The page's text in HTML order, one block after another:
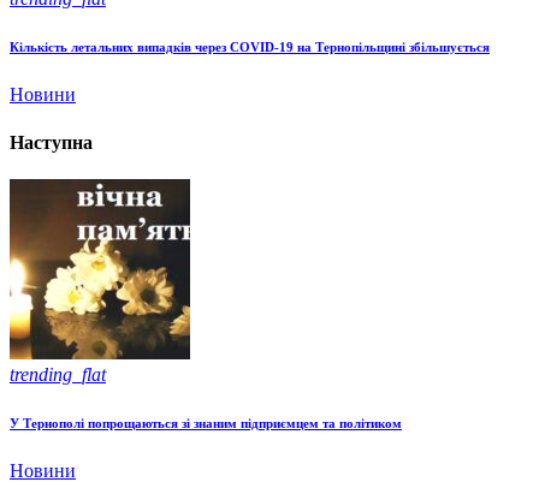
Кількість летальних випадків через СOVID-19 на Тернопільщині збільшується
Новини
Наступна
trending_flat
У Тернополі попрощаються зі знаним підприємцем та політиком
Новини